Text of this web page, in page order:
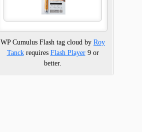
WP Cumulus Flash tag cloud by Roy
Tanckrequires Flash Player9 or
better.